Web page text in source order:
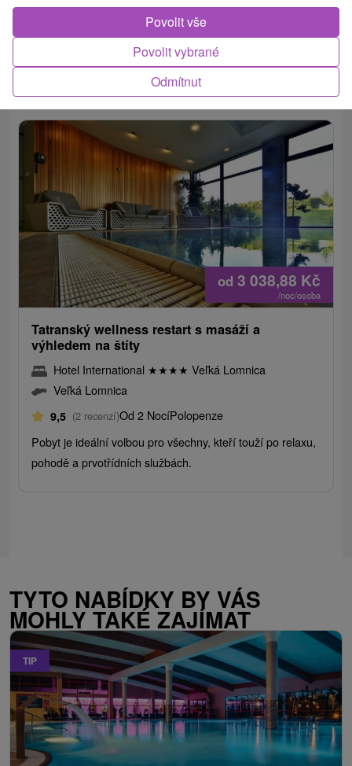
9,5 (2 recenzí)Od 2 NocíSnídaně
Relax s neomezeným vstupem do vyhřívaných bazénů,
domácími koláči z hotelové cukrárny a exkluzivním
výhledem na tatranské štíty.
od 3 038,88 Kč
/noc/osoba
Tatranský wellness restart s masáží a
výhledem na štíty
Hotel International ★★★★ Veľká Lomnica
Veľká Lomnica
9,5 (2 recenzí)Od 2 NocíPolopenze
Pobyt je ideální volbou pro všechny, kteří touží po relaxu,
pohodě a prvotřídních službách.
TYTO NABÍDKY BY VÁS
MOHLY TAKÉ ZAJÍMAT
TIP
Odmítnut
Povolit vybrané
Povolit vše